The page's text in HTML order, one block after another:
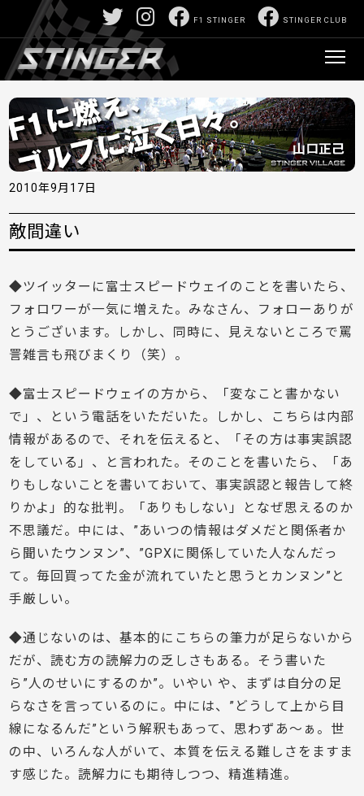
STINGER CLUB
F1 STINGER
2010年9月17日
敵間違い
◆ツイッターに富士スピードウェイのことを書いたら、
フォロワーが一気に増えた。みなさん、フォローありが
とうございます。しかし、同時に、見えないところで罵
詈雑言も飛びまくり（笑）。
◆富士スピードウェイの方から、「変なこと書かない
で」、という電話をいただいた。しかし、こちらは内部
情報があるので、それを伝えると、「その方は事実誤認
をしている」、と言われた。そのことを書いたら、「あ
りもしないことを書いておいて、事実誤認と報告して終
りかよ」的な批判。「ありもしない」となぜ思えるのか
不思議だ。中には、”あいつの情報はダメだと関係者か
ら聞いたウンヌン”、”GPXに関係していた人なんだっ
て。毎回買ってた金が流れていたと思うとカンヌン”と
手厳しい。
◆通じないのは、基本的にこちらの筆力が足らないから
だが、読む方の読解力の乏しさもある。そう書いた
ら”人のせいにするのか”。いやい や、まずは自分の足
らなさを言っているのに。中には、”どうして上から目
線になるんだ”という解釈もあって、思わずあ～ぁ。世
の中、いろんな人がいて、本質を伝える難しさをますま
す感じた。読解力にも期待しつつ、精進精進。